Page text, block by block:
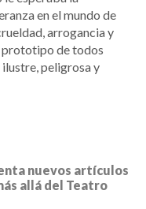
en el mundo de
arrogancia y
prototipo de todos
peligrosa y
nuevos artículos
allá del Teatro